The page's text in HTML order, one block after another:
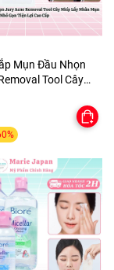
Mụn Đầu Nhọn
Tool Cây
Cấp